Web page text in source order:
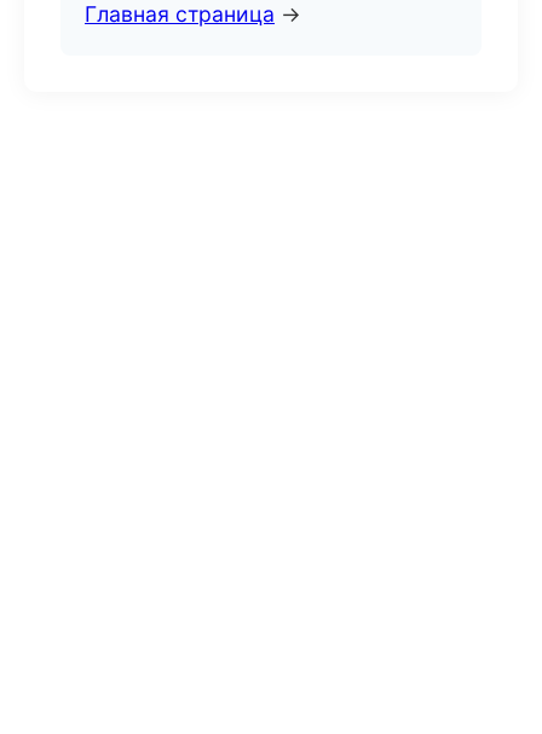
Главная страница →